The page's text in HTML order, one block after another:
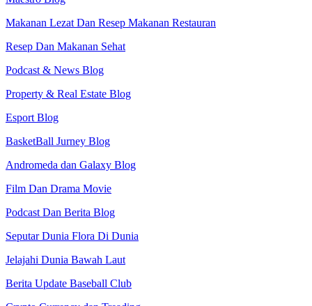
Makanan Lezat Dan Resep Makanan Restauran
Resep Dan Makanan Sehat
Podcast & News Blog
Property & Real Estate Blog
Esport Blog
BasketBall Jurney Blog
Andromeda dan Galaxy Blog
Film Dan Drama Movie
Podcast Dan Berita Blog
Seputar Dunia Flora Di Dunia
Jelajahi Dunia Bawah Laut
Berita Update Baseball Club